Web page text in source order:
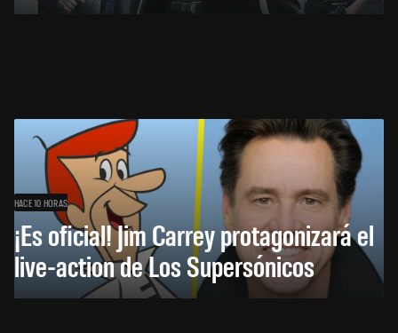
HACE 10 HORAS
¡Es oficial! Jim Carrey protagonizará el
live-action de Los Supersónicos